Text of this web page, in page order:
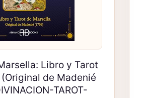
Libro y Tarot
de Madenié
TAROT-